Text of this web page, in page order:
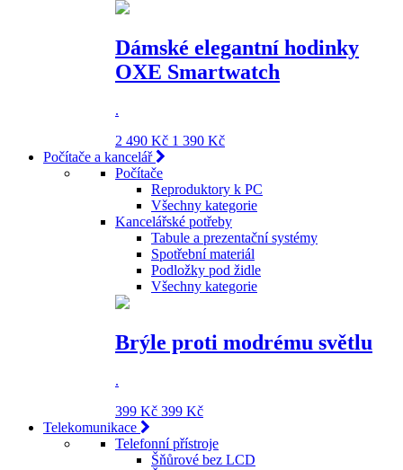
Dámské elegantní hodinky
OXE Smartwatch
.
2 490 Kč 1 390 Kč
Počítače a kancelář
Počítače
Reproduktory k PC
Všechny kategorie
Kancelářské potřeby
Tabule a prezentační systémy
Spotřební materiál
Podložky pod židle
Všechny kategorie
Brýle proti modrému světlu
.
399 Kč 399 Kč
Telekomunikace
Telefonní přístroje
Šňůrové bez LCD